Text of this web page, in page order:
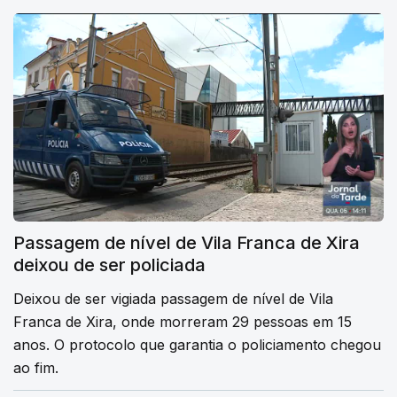
Passagem de nível de Vila Franca de Xira
deixou de ser policiada
Deixou de ser vigiada passagem de nível de Vila
Franca de Xira, onde morreram 29 pessoas em 15
anos. O protocolo que garantia o policiamento chegou
ao fim.